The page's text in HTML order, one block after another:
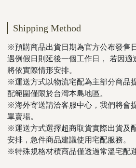
Shipping Method
※預購商品出貨日期為官方公布發售
遇例假日則延後一個工作日， 若因適
將依實際情形安排。
※運送方式以物流宅配為主部分商品
配範圍僅限於台灣本島地區。
※海外寄送請洽客服中心，我們將會
單賣場。
※運送方式選擇超商取貨實際出貨及
安排，急件商品建議使用宅配服務。
※特殊規格材積商品僅透過常溫宅配